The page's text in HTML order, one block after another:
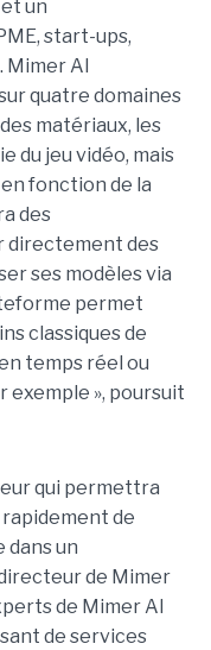
un
start-ups,
AI
quatre domaines
matériaux, les
du jeu vidéo, mais
fonction de la
des
directement des
ses modèles via
permet
classiques de
temps réel ou
exemple », poursuit
qui permettra
de
dans un
de Mimer
de Mimer AI
de services